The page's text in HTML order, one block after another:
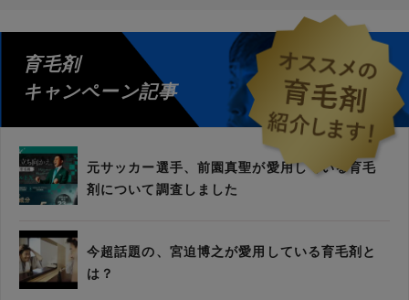
育毛剤
キャンペーン記事
元サッカー選手、前園真聖が愛用している育毛
剤について調査しました
今超話題の、宮迫博之が愛用している育毛剤と
は？